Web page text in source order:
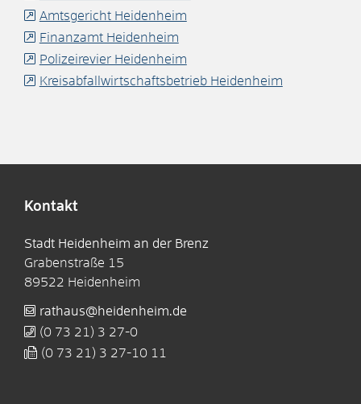
Amtsgericht Heidenheim
Finanzamt Heidenheim
Polizeirevier Heidenheim
Kreisabfallwirtschaftsbetrieb Heidenheim
Kontakt
Stadt Heidenheim an der Brenz
Grabenstraße 15
89522 Heidenheim
rathaus@heidenheim.de
(0 73 21) 3 27-0
(0 73 21) 3 27-10 11